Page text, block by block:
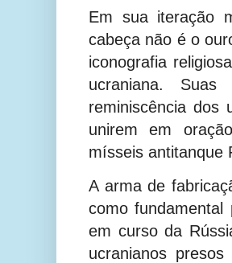
Em sua iteração
cabeça não é o
iconografia
ucraniana.
reminiscência dos
unirem em
mísseis antitanque
A arma de
como
em curso da
ucranianos